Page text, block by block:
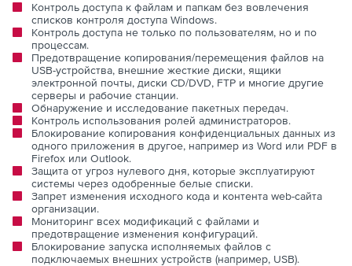
Контроль доступа к файлам и папкам без вовлечения
списков контроля доступа Windows.
Контроль доступа не только по пользователям, но и по
процессам.
Предотвращение копирования/перемещения файлов на
USB-устройства, внешние жесткие диски, ящики
электронной почты, диски CD/DVD, FTP и многие другие
серверы и рабочие станции.
Обнаружение и исследование пакетных передач.
Контроль использования ролей администраторов.
Блокирование копирования конфиденциальных данных из
одного приложения в другое, например из Word или PDF в
Firefox или Outlook.
Защита от угроз нулевого дня, которые эксплуатируют
системы через одобренные белые списки.
Запрет изменения исходного кода и контента web-сайта
организации.
Мониторинг всех модификаций с файлами и
предотвращение изменения конфигураций.
Блокирование запуска исполняемых файлов с
подключаемых внешних устройств (например, USB).